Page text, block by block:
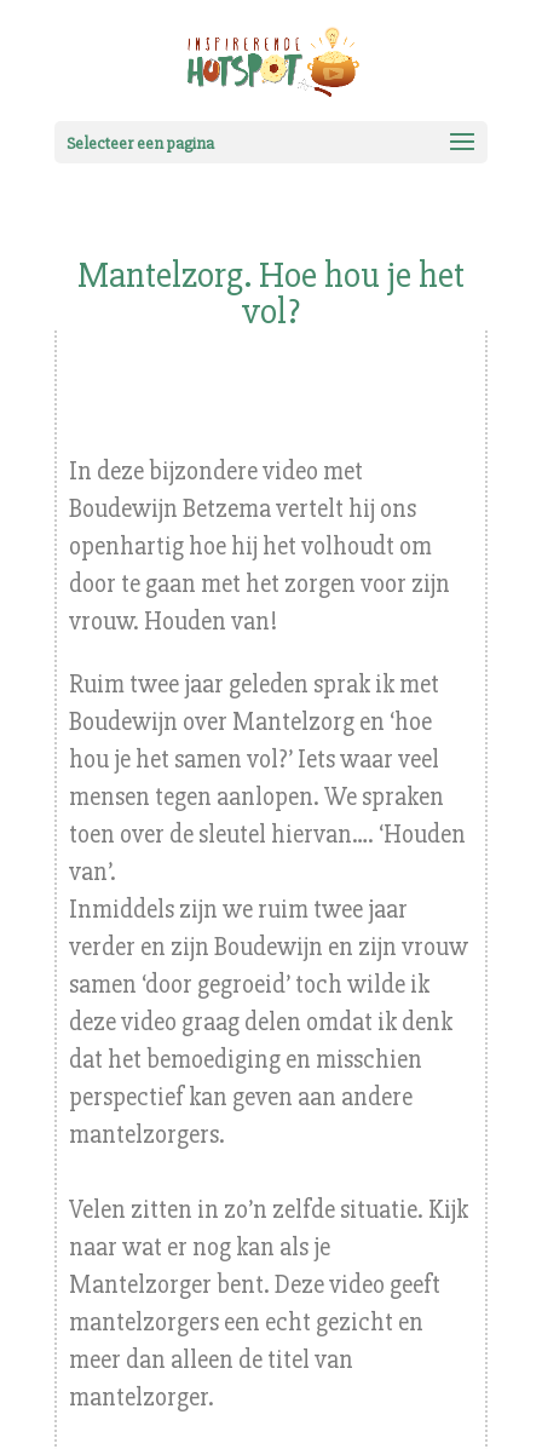
Selecteer een pagina
Mantelzorg. Hoe hou je het
vol?
In deze bijzondere video met
Boudewijn Betzema vertelt hij ons
openhartig hoe hij het volhoudt om
door te gaan met het zorgen voor zijn
vrouw. Houden van!
Ruim twee jaar geleden sprak ik met
Boudewijn over Mantelzorg en ‘hoe
hou je het samen vol?’ Iets waar veel
mensen tegen aanlopen. We spraken
toen over de sleutel hiervan…. ‘Houden
van’.
Inmiddels zijn we ruim twee jaar
verder en zijn Boudewijn en zijn vrouw
samen ‘door gegroeid’ toch wilde ik
deze video graag delen omdat ik denk
dat het bemoediging en misschien
perspectief kan geven aan andere
mantelzorgers.
Velen zitten in zo’n zelfde situatie. Kijk
naar wat er nog kan als je
Mantelzorger bent. Deze video geeft
mantelzorgers een echt gezicht en
meer dan alleen de titel van
mantelzorger.